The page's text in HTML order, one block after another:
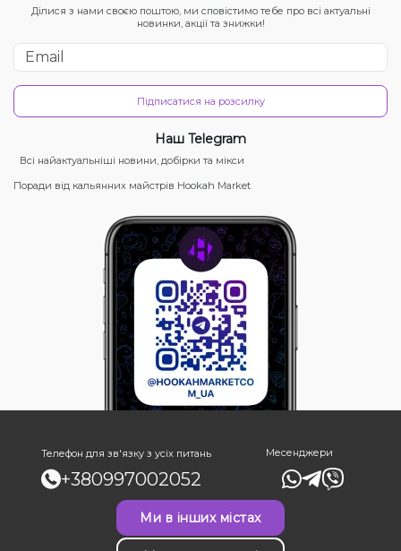
Ділися з нами своєю поштою, ми сповістимо тебе про всі актуальні
новинки, акції та знижки!
Підписатися на розсилку
Наш Telegram
Всі найактуальніші новини, добірки та мікси
Поради від кальянних майстрів Hookah Market
Телефон для зв'язку з усіх питань
+380997002052
Месенджери
Ми в інших містах